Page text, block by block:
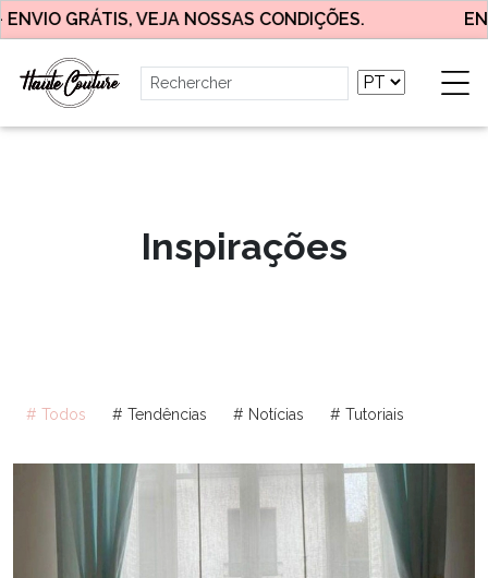
GRÁTIS, VEJA NOSSAS CONDIÇÕES.
Inspirações
# Todos # Tendências # Notícias # Tutoriais